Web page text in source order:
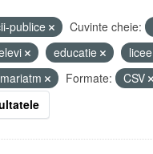
publice Cuvinte cheie:
educatie
licee
Formate:
CSV